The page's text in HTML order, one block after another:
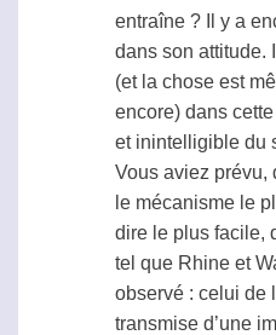
entraîne ? Il y a
dans son attitude.
(et la chose est
encore) dans
et inintelligible du
Vous aviez prévu,
le mécanisme le
dire le plus facile,
tel que Rhine et
observé : celui de
transmise d’une